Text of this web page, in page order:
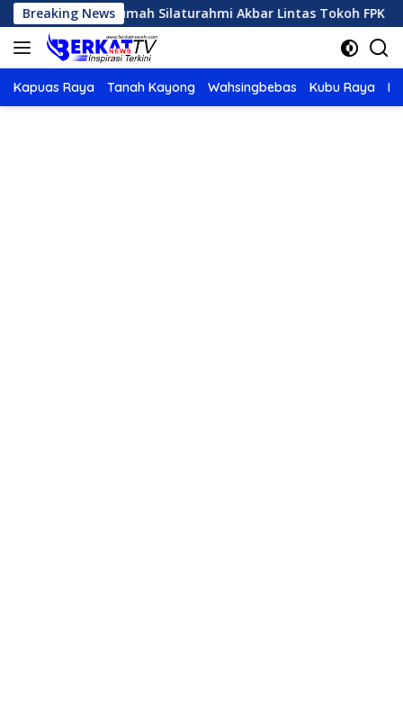
Langsung
ke
konten
Breaking News
Tuan Rumah Silaturahmi Akbar Lintas Tokoh FPK se-
Kapuas Raya Tanah Kayong Wahsingbebas Kubu Raya